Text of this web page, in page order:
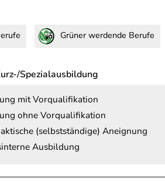
Grüner werdende Berufe
Spezialausbildung
mit Vorqualifikation
ohne Vorqualifikation
(selbstständige) Aneignung
Ausbildung